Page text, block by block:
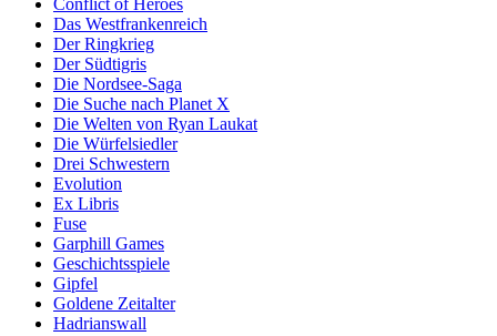
Conflict of Heroes
Das Westfrankenreich
Der Ringkrieg
Der Südtigris
Die Nordsee-Saga
Die Suche nach Planet X
Die Welten von Ryan Laukat
Die Würfelsiedler
Drei Schwestern
Evolution
Ex Libris
Fuse
Garphill Games
Geschichtsspiele
Gipfel
Goldene Zeitalter
Hadrianswall